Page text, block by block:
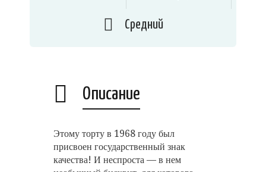
Средний
Описание
Этому торту в 1968 году был
присвоен государственный знак
качества! И неспроста — в нем